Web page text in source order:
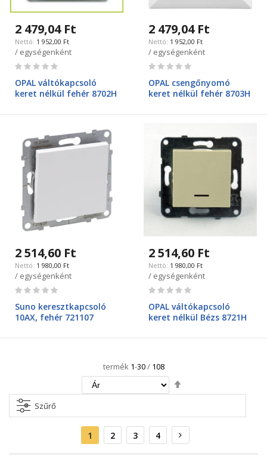
2 479,04 Ft
1 952,00 Ft
/ egységenként
Rating:
OPAL váltókapcsoló
keret nélkül fehér 8702H
2 479,04 Ft
1 952,00 Ft
/ egységenként
Rating:
OPAL csengőnyomó
keret nélkül fehér 8703H
2 514,60 Ft
1 980,00 Ft
/ egységenként
Rating:
Suno keresztkapcsoló
10AX, fehér 721107
2 514,60 Ft
1 980,00 Ft
/ egységenként
Rating:
OPAL váltókapcsoló
keret nélkül Bézs 8721H
termék 1-30/ 108
irány
Szűrő
Oldal
Aktuális
oldal
1 Oldal
2 Oldal
3 Oldal
4 Oldal
Következő